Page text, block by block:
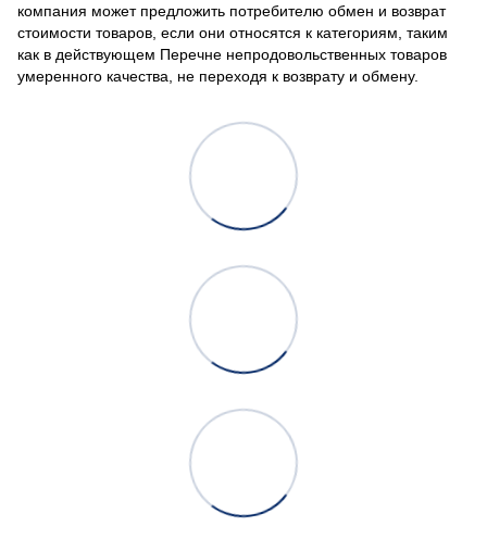
компания может предложить потребителю обмен и возврат
стоимости товаров, если они относятся к категориям, таким
как в действующем Перечне непродовольственных товаров
умеренного качества, не переходя к возврату и обмену.